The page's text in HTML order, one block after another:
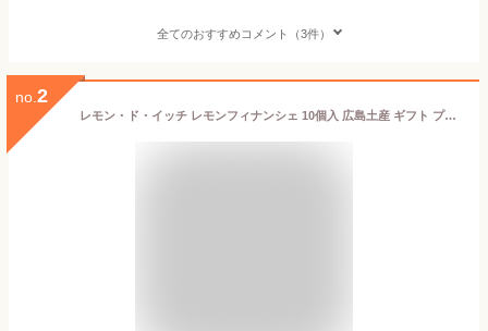
全てのおすすめコメント（3件）
no. 2
レモン・ド・イッチ レモンフィナンシェ 10個入 広島土産 ギフト プレゼント お菓子詰め合せ 広島特産品 瀬戸田産レモン使用 フィナンシェ サンド ミルククリーム 小倉クリーム レモン果汁 檸檬 洋菓子 帰省 手土産 個包装 卒業祝い 退職祝い ホワイトデー